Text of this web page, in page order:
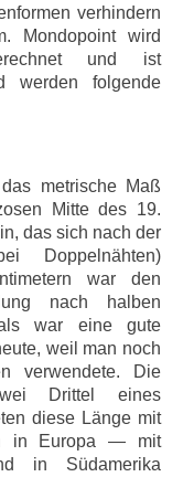
verhindern
Mondopoint wird
und ist
werden folgende
metrische Maß
Mitte des 19.
das sich nach der
Doppelnähten)
war den
nach halben
war eine gute
weil man noch
verwendete. Die
Drittel eines
diese Länge mit
in Europa — mit
in Südamerika